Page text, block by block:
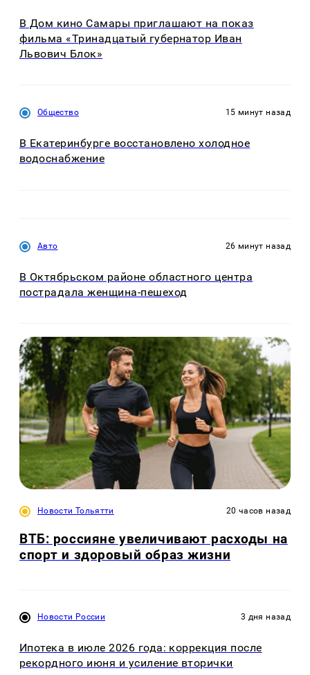
В Дом кино Самары приглашают на показ
фильма «Тринадцатый губернатор Иван
Львович Блок»
Общество 15 минут назад
В Екатеринбурге восстановлено холодное
водоснабжение
Авто 26 минут назад
В Октябрьском районе областного центра
пострадала женщина-пешеход
Новости Тольятти 20 часов назад
ВТБ: россияне увеличивают расходы на
спорт и здоровый образ жизни
Новости России 3 дня назад
Ипотека в июле 2026 года: коррекция после
рекордного июня и усиление вторички